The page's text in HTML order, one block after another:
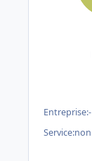
Entreprise:-
Service:non